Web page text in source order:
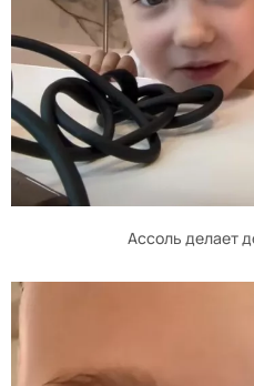
Ассоль делает